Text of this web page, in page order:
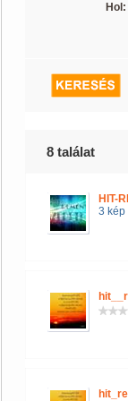
Hol:
8 találat
HIT-
3 kép